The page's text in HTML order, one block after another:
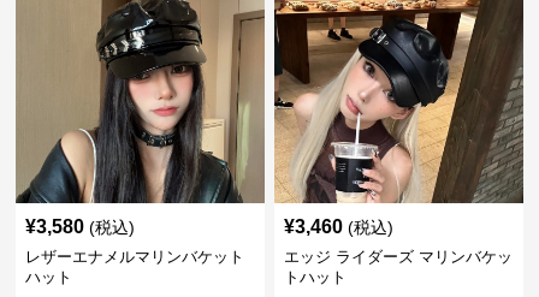
¥3,580 (税込)
レザーエナメルマリンバケット
ハット
¥3,460 (税込)
エッジ ライダーズ マリンバケッ
トハット